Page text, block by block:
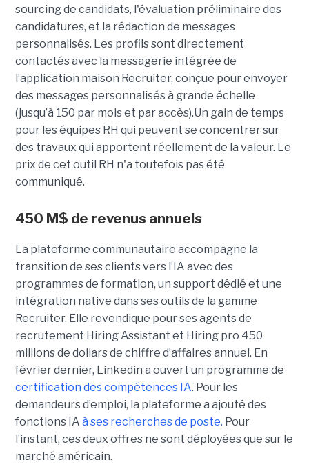
sourcing de candidats, l'évaluation préliminaire des
candidatures, et la rédaction de messages
personnalisés. Les profils sont directement
contactés avec la messagerie intégrée de
l’application maison Recruiter, conçue pour envoyer
des messages personnalisés à grande échelle
(jusqu’à 150 par mois et par accès).Un gain de temps
pour les équipes RH qui peuvent se concentrer sur
des travaux qui apportent réellement de la valeur. Le
prix de cet outil RH n'a toutefois pas été
communiqué.
450 M$ de revenus annuels
La plateforme communautaire accompagne la
transition de ses clients vers l’IA avec des
programmes de formation, un support dédié et une
intégration native dans ses outils de la gamme
Recruiter. Elle revendique pour ses agents de
recrutement Hiring Assistant et Hiring pro 450
millions de dollars de chiffre d’affaires annuel. En
février dernier, Linkedin a ouvert un programme de
certification des compétences IA. Pour les
demandeurs d’emploi, la plateforme a ajouté des
fonctions IA à ses recherches de poste. Pour
l’instant, ces deux offres ne sont déployées que sur le
marché américain.